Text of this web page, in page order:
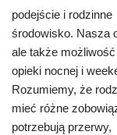
podejście i rodzinne
środowisko. Nasza
ale także możliwość
opieki nocnej i
Rozumiemy, że
mieć różne
potrzebują przerwy,